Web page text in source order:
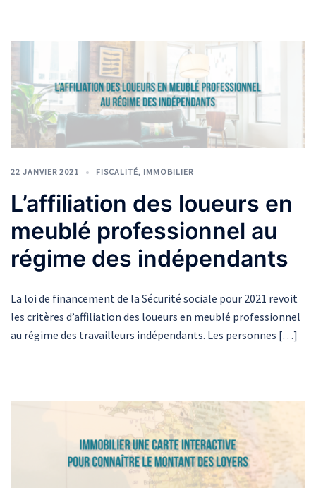
22 JANVIER 2021 FISCALITÉ, IMMOBILIER
L’affiliation des loueurs en
meublé professionnel au
régime des indépendants
La loi de financement de la Sécurité sociale pour 2021 revoit
les critères d’affiliation des loueurs en meublé professionnel
au régime des travailleurs indépendants. Les personnes […]